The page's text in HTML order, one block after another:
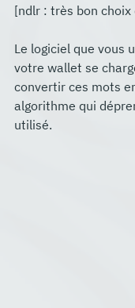
[ndlr : très bon choix
Le logiciel que vous
votre wallet se
convertir ces mots
algorithme qui
utilisé.